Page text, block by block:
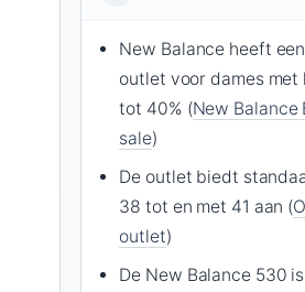
New Balance heeft
outlet voor dames met
tot 40% (New Balance
sale)
De outlet biedt
38 tot en met 41 aan (
outlet)
De New Balance 530